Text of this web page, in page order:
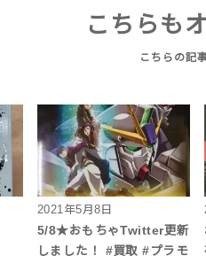
こちらも
2021年5月8日
5/8★おもちゃTwitter更新
しました！ #買取 #プラモ